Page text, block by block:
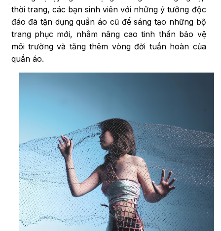
thời trang, các bạn sinh viên với những ý tưởng độc
đáo đã tận dụng quần áo cũ để sáng tạo những bộ
trang phục mới, nhằm nâng cao tinh thần bảo vệ
môi trường và tăng thêm vòng đời tuần hoàn của
quần áo.